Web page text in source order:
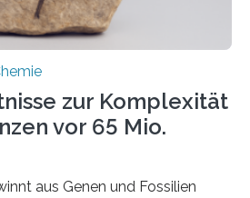
zur Komplexität
vor 65 Mio.
aus Genen und Fossilien